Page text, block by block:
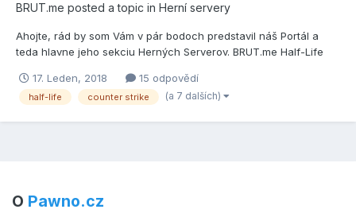
BRUT.me posted a topic in Herní servery
Ahojte, rád by som Vám v pár bodoch predstavil náš Portál a
teda hlavne jeho sekciu Herných Serverov. BRUT.me Half-Life
TeamPlay REAL: 195.62.16.163:27020 BRUT.me Opposing Force
DeathMatch REAL: 195.62.16.163:27016 BRUT.me Counte...
17. Leden, 2018 15 odpovědí
half-life counter strike (a 7 dalších)
O Pawno.cz